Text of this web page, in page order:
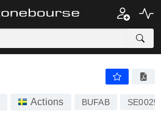
Actions BUFAB